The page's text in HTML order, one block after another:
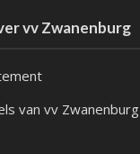
vv Zwanenburg
van vv Zwanenburg